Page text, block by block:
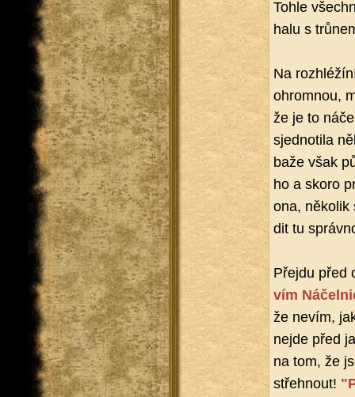
Tohle
halu s
Na
ohrom­nou,
že je to
sjed­no­ti­la
ba­že však
ho a skoro
ona, ně­ko­lik
dit tu
Pře­jdu před
vím
že nevím,
nejde před
na tom, že
střeh­nout!